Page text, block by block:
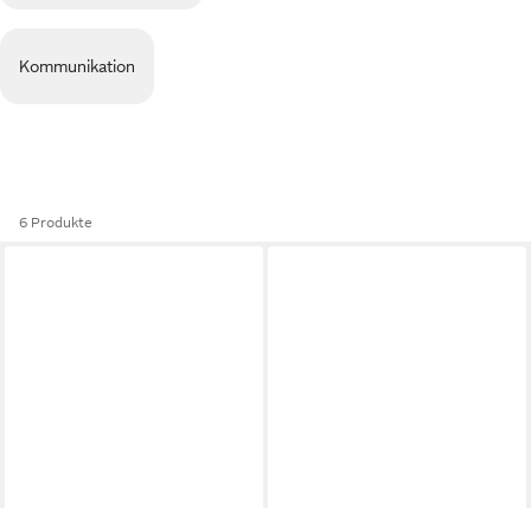
Kommunikation
6 Produkte